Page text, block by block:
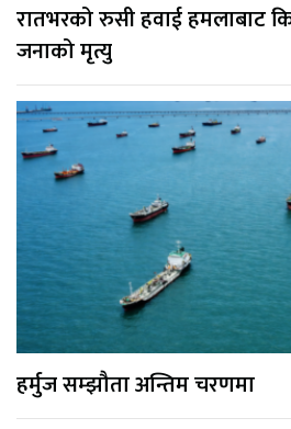
रातभरको रुसी हवाई हमलाबाट
जनाको मृत्यु
हर्मुज सम्झौता अन्तिम चरणमा